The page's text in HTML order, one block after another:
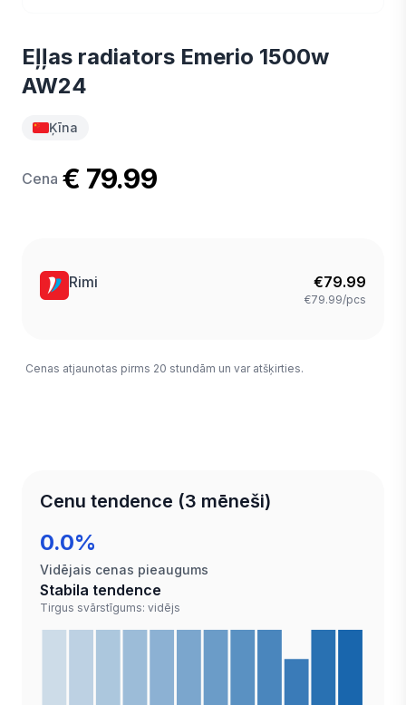
Eļļas radiators Emerio 1500w
AW24
Ķīna
Cena € 79.99
Rimi €79.99
€79.99/pcs
Cenas atjaunotas pirms 20 stundām un var atšķirties.
Cenu tendence (3 mēneši)
0.0%
Vidējais cenas pieaugums
Stabila tendence
Tirgus svārstīgums: vidējs